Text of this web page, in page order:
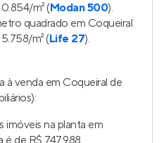
m² (Modan 500).
quadrado em Coqueiral
m² (Life 27).
à venda em Coqueiral de
imóveis na planta em
é de R$ 747.988.